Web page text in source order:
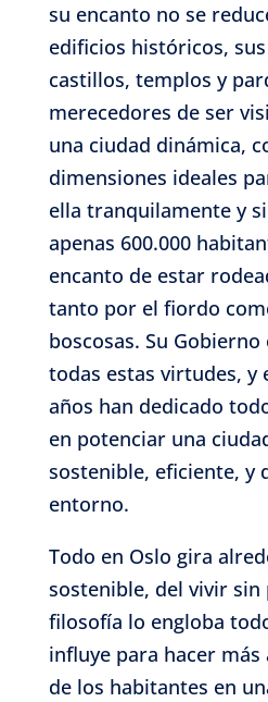
su encanto no se
edificios históricos,
castillos, templos y
merecedores de ser
una ciudad dinámica,
dimensiones ideales
ella tranquilamente y
apenas 600.000
encanto de estar
tanto por el fiordo
boscosas. Su
todas estas virtudes, y
años han dedicado
en potenciar una
sostenible, eficiente, y
entorno.
Todo en Oslo gira
sostenible, del vivir sin
filosofía lo engloba
influye para hacer más
de los habitantes en